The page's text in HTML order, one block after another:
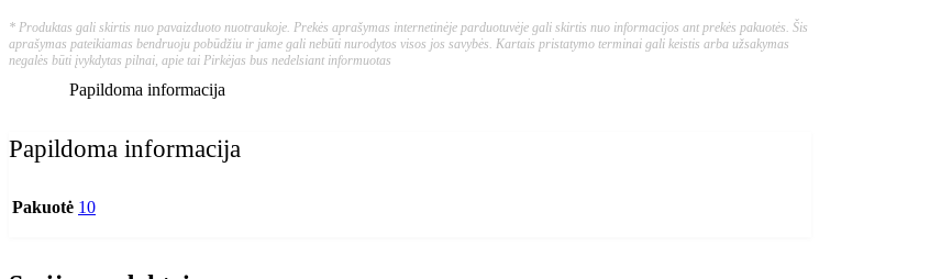
* Produktas gali skirtis nuo pavaizduoto nuotraukoje. Prekės aprašymas internetinėje parduotuvėje gali skirtis nuo informacijos ant prekės pakuotės. Šis
aprašymas pateikiamas bendruoju pobūdžiu ir jame gali nebūti nurodytos visos jos savybės. Kartais pristatymo terminai gali keistis arba užsakymas
negalės būti įvykdytas pilnai, apie tai Pirkėjas bus nedelsiant informuotas
Papildoma informacija
Papildoma informacija
Pakuotė 10